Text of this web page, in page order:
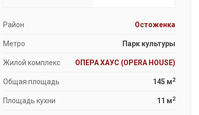
назначения
Район Остоженка
Метро Парк культуры
Жилой комплекс ОПЕРА ХАУС (OPERA HOUSE)
Общая площадь 145 м2
Площадь кухни 11 м2